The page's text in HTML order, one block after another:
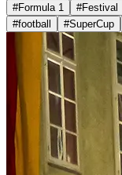
#Formula 1 #Festival
#football #SuperCup